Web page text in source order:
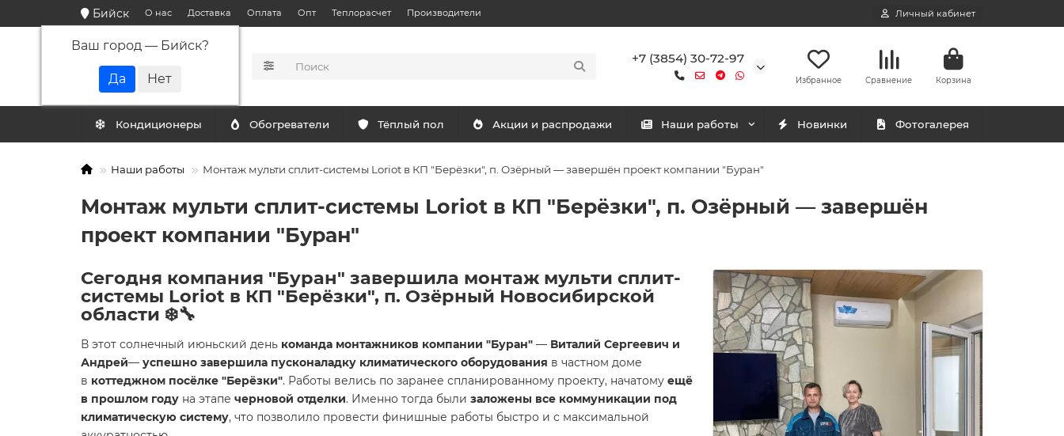
Бийск
Ваш город — Бийск?
О нас Доставка Оплата Опт Теплорасчет Производители Личный кабинет
+7 (3854) 30-72-97
Избранное Сравнение Корзина
Кондиционеры Обогреватели Тёплый пол Акции и распродажи Наши работы Новинки Фотогалерея
Наши работы Монтаж мульти сплит-системы Loriot в КП "Берёзки", п. Озёрный — завершён проект компании "Буран"
Монтаж мульти сплит-системы Loriot в КП "Берёзки", п. Озёрный — завершён
проект компании "Буран"
Сегодня компания "Буран" завершила монтаж мульти сплит-
системы Loriot в КП "Берёзки", п. Озёрный Новосибирской
области ❄️🔧
В этот солнечный июньский день команда монтажников компании "Буран" — Виталий Сергеевич и
Андрей— успешно завершила пусконаладку климатического оборудования в частном доме
в коттеджном посёлке "Берёзки". Работы велись по заранее спланированному проекту, начатому ещё
в прошлом году на этапе черновой отделки. Именно тогда были заложены все коммуникации под
климатическую систему, что позволило провести финишные работы быстро и с максимальной